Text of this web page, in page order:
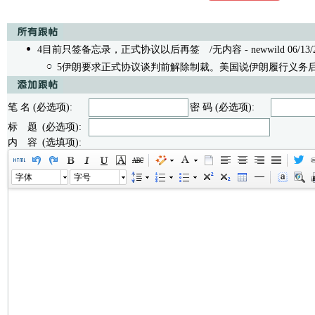
4目前只签备忘录，正式协议以后再签 /无内容 - newwild 06/13/
5伊朗要求正式协议谈判前解除制裁。美国说伊朗履行义务
笔 名 (必选项):
密 码 (必选项):
标 题 (必选项):
内 容 (选填项):
字体 字号